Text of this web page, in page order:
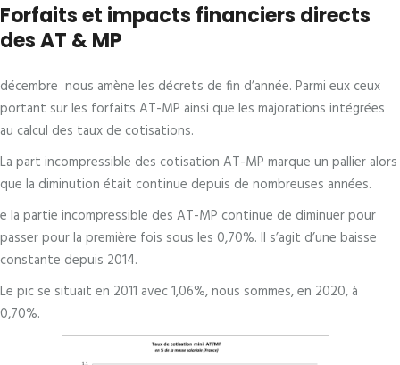
Forfaits et impacts financiers directs
des AT & MP
décembre nous amène les décrets de fin d’année. Parmi eux ceux
portant sur les forfaits AT-MP ainsi que les majorations intégrées
au calcul des taux de cotisations.
La part incompressible des cotisation AT-MP marque un pallier alors
que la diminution était continue depuis de nombreuses années.
e la partie incompressible des AT-MP continue de diminuer pour
passer pour la première fois sous les 0,70%. Il s’agit d’une baisse
constante depuis 2014.
Le pic se situait en 2011 avec 1,06%, nous sommes, en 2020, à
0,70%.